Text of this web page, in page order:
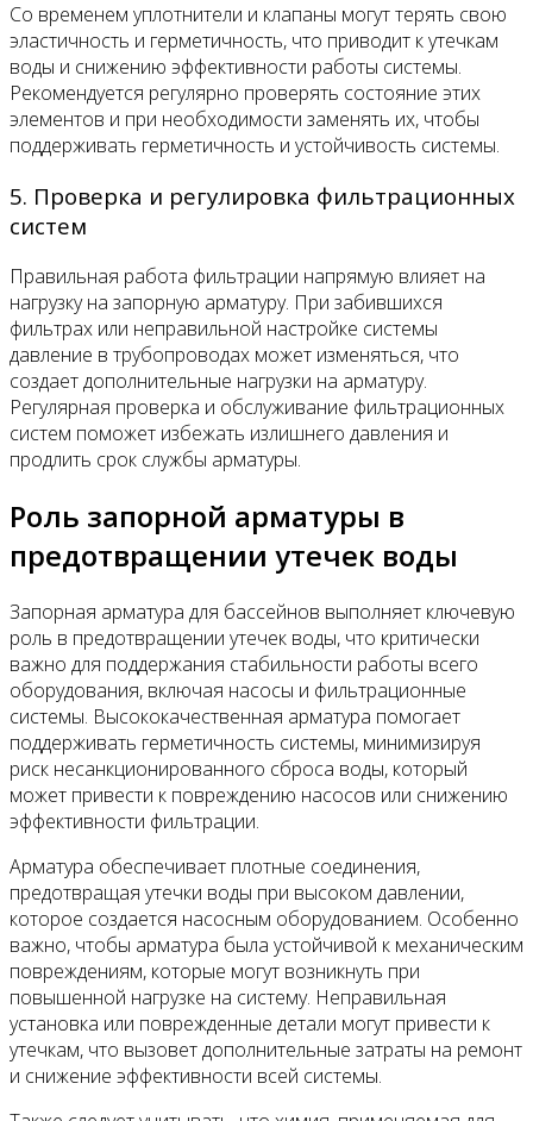
Со временем уплотнители и клапаны могут терять свою
эластичность и герметичность, что приводит к утечкам
воды и снижению эффективности работы системы.
Рекомендуется регулярно проверять состояние этих
элементов и при необходимости заменять их, чтобы
поддерживать герметичность и устойчивость системы.
5. Проверка и регулировка фильтрационных
систем
Правильная работа фильтрации напрямую влияет на
нагрузку на запорную арматуру. При забившихся
фильтрах или неправильной настройке системы
давление в трубопроводах может изменяться, что
создает дополнительные нагрузки на арматуру.
Регулярная проверка и обслуживание фильтрационных
систем поможет избежать излишнего давления и
продлить срок службы арматуры.
Роль запорной арматуры в
предотвращении утечек воды
Запорная арматура для бассейнов выполняет ключевую
роль в предотвращении утечек воды, что критически
важно для поддержания стабильности работы всего
оборудования, включая насосы и фильтрационные
системы. Высококачественная арматура помогает
поддерживать герметичность системы, минимизируя
риск несанкционированного сброса воды, который
может привести к повреждению насосов или снижению
эффективности фильтрации.
Арматура обеспечивает плотные соединения,
предотвращая утечки воды при высоком давлении,
которое создается насосным оборудованием. Особенно
важно, чтобы арматура была устойчивой к механическим
повреждениям, которые могут возникнуть при
повышенной нагрузке на систему. Неправильная
установка или поврежденные детали могут привести к
утечкам, что вызовет дополнительные затраты на ремонт
и снижение эффективности всей системы.